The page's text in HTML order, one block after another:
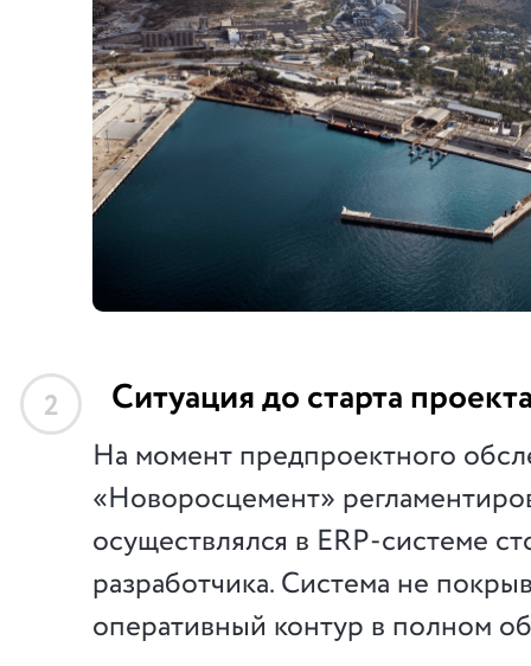
2 Ситуация до старта
На момент предпроектного
«Новоросцемент»
осуществлялся в ERP-системе
разработчика. Система не
оперативный контур в полном